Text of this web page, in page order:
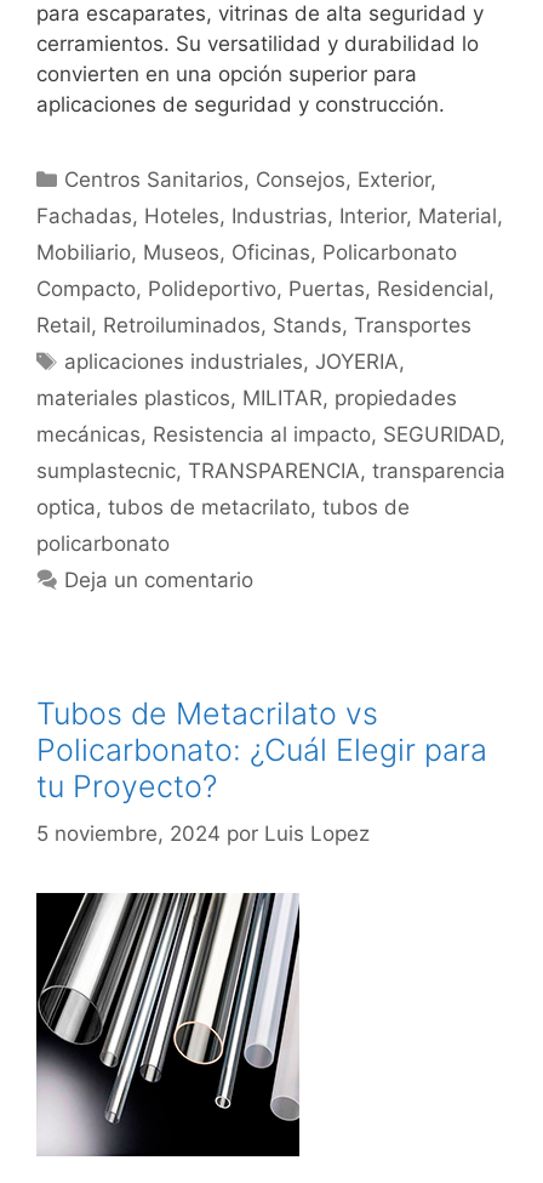
para escaparates, vitrinas de alta seguridad y
cerramientos. Su versatilidad y durabilidad lo
convierten en una opción superior para
aplicaciones de seguridad y construcción.
Centros Sanitarios, Consejos, Exterior,
Fachadas, Hoteles, Industrias, Interior, Material,
Mobiliario, Museos, Oficinas, Policarbonato
Compacto, Polideportivo, Puertas, Residencial,
Retail, Retroiluminados, Stands, Transportes
aplicaciones industriales,JOYERIA,
materiales plasticos, MILITAR, propiedades
mecánicas, Resistencia al impacto, SEGURIDAD,
sumplastecnic, TRANSPARENCIA, transparencia
optica, tubos de metacrilato, tubos de
policarbonato
Deja un comentario
Tubos de Metacrilato vs
Policarbonato: ¿Cuál Elegir para
tu Proyecto?
5 noviembre, 2024 por Luis Lopez